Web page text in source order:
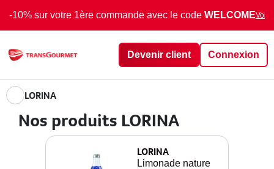
-10% sur votre 1ère commande avec le code WELCOMEVoir
Devenir client Connexion
LORINA
Nos produits LORINA
LORINA
Limonade nature